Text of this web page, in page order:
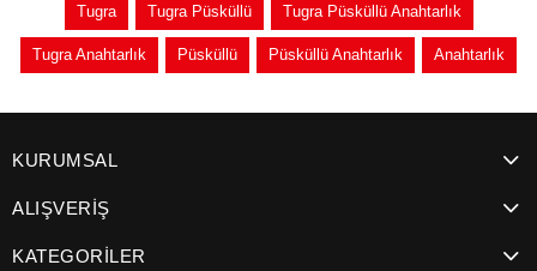
Tugra Tugra Püsküllü Tugra Püsküllü Anahtarlık
Tugra Anahtarlık Püsküllü Püsküllü Anahtarlık Anahtarlık
KURUMSAL
ALIŞVERİŞ
KATEGORİLER